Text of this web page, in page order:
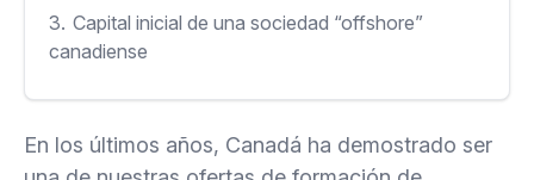
3. Capital inicial de una sociedad “offshore”
canadiense
En los últimos años, Canadá ha demostrado ser